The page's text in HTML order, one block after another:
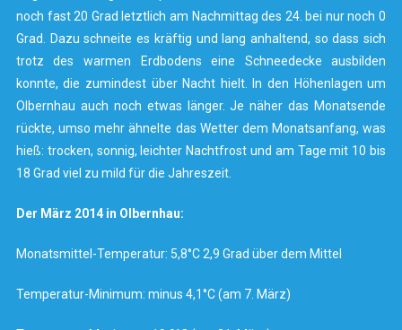
noch fast 20 Grad letztlich am Nachmittag des 24. bei nur noch 0
Grad. Dazu schneite es kräftig und lang anhaltend, so dass sich
trotz des warmen Erdbodens eine Schneedecke ausbilden
konnte, die zumindest über Nacht hielt. In den Höhenlagen um
Olbernhau auch noch etwas länger. Je näher das Monatsende
rückte, umso mehr ähnelte das Wetter dem Monatsanfang, was
hieß: trocken, sonnig, leichter Nachtfrost und am Tage mit 10 bis
18 Grad viel zu mild für die Jahreszeit.
Der März 2014 in Olbernhau:
Monatsmittel-Temperatur: 5,8°C 2,9 Grad über dem Mittel
Temperatur-Minimum: minus 4,1°C (am 7. März)